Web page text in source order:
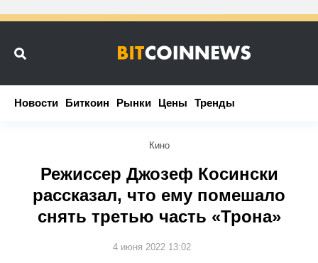
Новости Биткоин Рынки Цены Тренды
Новости Биткоин Рынки Цены Тренды
Кино
Режиссер Джозеф Косински
рассказал, что ему помешало
снять третью часть «Трона»
4 июня 2022 13:02